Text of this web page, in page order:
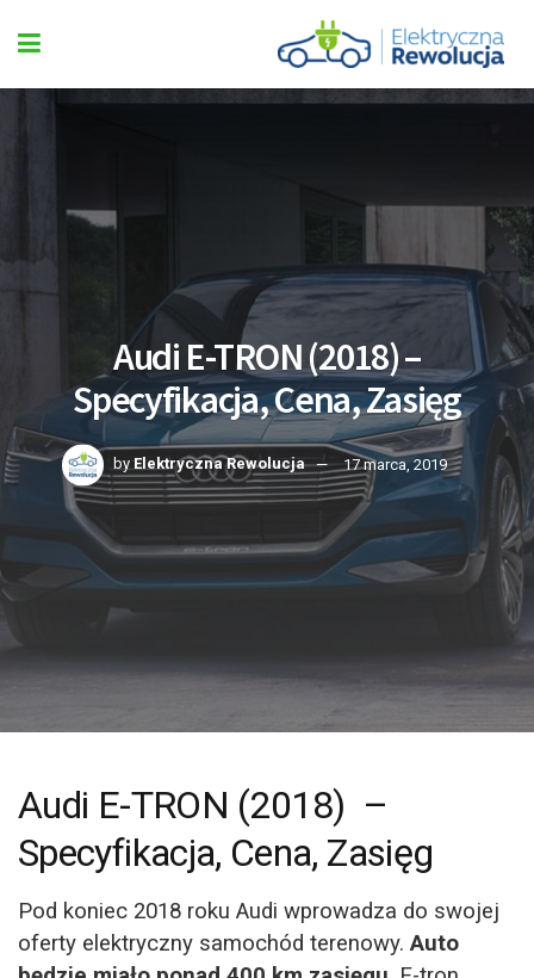
Audi E-TRON (2018) –
Specyfikacja, Cena, Zasięg
by Elektryczna Rewolucja 17 marca, 2019
Audi E-TRON (2018) –
Specyfikacja, Cena, Zasięg
Pod koniec 2018 roku Audi wprowadza do swojej
oferty elektryczny samochód terenowy.Auto